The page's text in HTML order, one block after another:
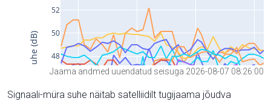
Jaama andmed uuendatud seisuga 2026-08-07 08:26:00
Signaali-müra suhe näitab satelliidilt tugijaama jõudva